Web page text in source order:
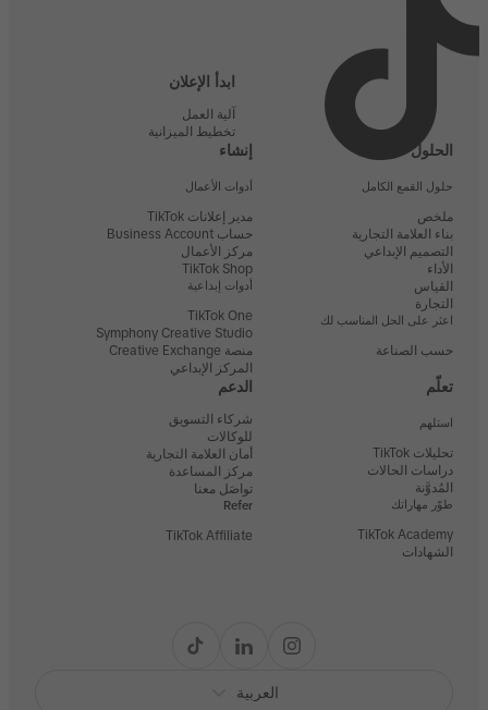
ابدأ الإعلان
آلية العمل
تخطيط الميزانية
الحلول
حلول القمع الكامل
ملخص
بناء العلامة التجارية
التصميم الإبداعي
الأداء
القياس
التجارة
اعثر على الحل المناسب لك
حسب الصناعة
إنشاء
أدوات الأعمال
مدير إعلانات TikTok
حساب Business Account
مركز الأعمال
TikTok Shop
أدوات إبداعية
TikTok One
Symphony Creative Studio
منصة Creative Exchange
المركز الإبداعي
تعلّم
استلهم
تحليلات TikTok
دراسات الحالات
المُدوَّنة
طوّر مهاراتك
TikTok Academy
الشهادات
الدعم
شركاء التسويق
للوكالات
أمان العلامة التجارية
مركز المساعدة
تواصَل معنا
Refer
TikTok Affiliate
العربية